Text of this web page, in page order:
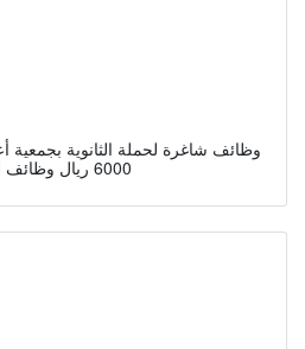
وظائف شاغرة لحملة الثانوية بجمعية
6000 ريال وظائف المملكة